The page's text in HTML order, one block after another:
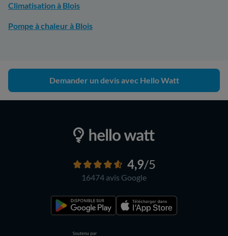
Climatisation à Blois
Pompe à chaleur à Blois
Demander un devis avec Hello Watt
4,9/5
16474 avis Google